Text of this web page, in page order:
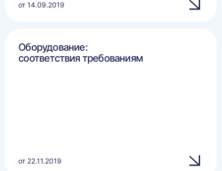
от 14.09.2019
Оборудование:
соответствия требованиям
от 22.11.2019